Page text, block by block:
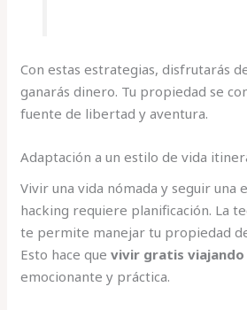
Con estas estrategias, disfrutarás
ganarás dinero. Tu propiedad se
fuente de libertad y aventura.
Adaptación a un estilo de vida
Vivir una vida nómada y seguir una
hacking requiere planificación. La
te permite manejar tu propiedad
Esto hace quevivir gratis viajando
emocionante y práctica.